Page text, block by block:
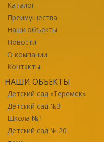
Каталог
Преимущества
Наши объекты
Новости
О компании
Контакты
НАШИ ОБЪЕКТЫ
Детский сад «Теремок»
Детский сад №3
Школа №1
Детский сад № 20